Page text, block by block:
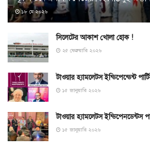
১৮ মে ২০২৬
সিলেটের আকাশ খোলা হোক !
২৫ ফেব্রুয়ারি ২০২৬
টাওয়ার হ্যামলেটস ইন্ডিপেন্ডেন্ট
১৫ জানুয়ারি ২০২৬
টাওয়ার হ্যামলেটস ইন্ডিপেনডেন্টস
১৫ জানুয়ারি ২০২৬